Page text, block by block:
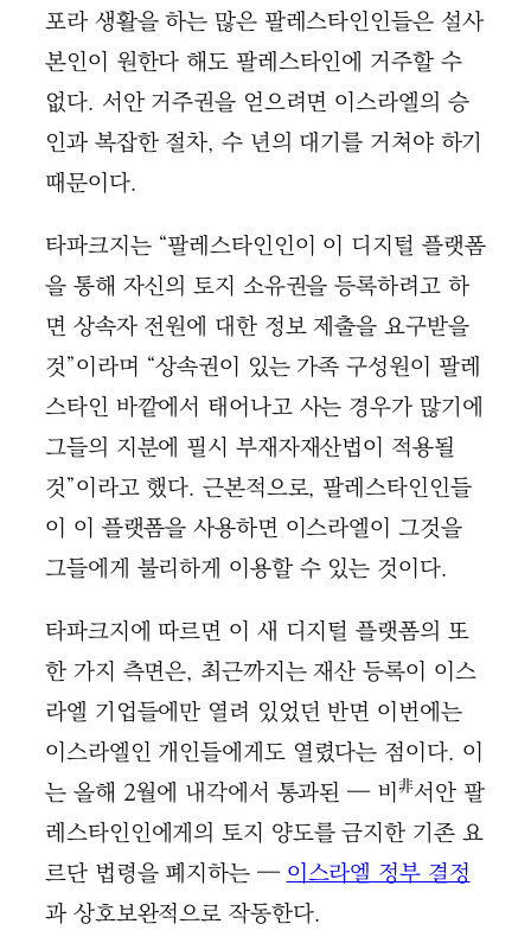
포라 생활을 하는 많은 팔레스타인인들은 설사
본인이 원한다 해도 팔레스타인에 거주할 수
없다. 서안 거주권을 얻으려면 이스라엘의 승
인과 복잡한 절차, 수 년의 대기를 거쳐야 하기
때문이다.
타파크지는 “팔레스타인인이 이 디지털 플랫폼
을 통해 자신의 토지 소유권을 등록하려고 하
면 상속자 전원에 대한 정보 제출을 요구받을
것”이라며 “상속권이 있는 가족 구성원이 팔레
스타인 바깥에서 태어나고 사는 경우가 많기에
그들의 지분에 필시 부재자재산법이 적용될
것”이라고 했다. 근본적으로, 팔레스타인인들
이 이 플랫폼을 사용하면 이스라엘이 그것을
그들에게 불리하게 이용할 수 있는 것이다.
타파크지에 따르면 이 새 디지털 플랫폼의 또
한 가지 측면은, 최근까지는 재산 등록이 이스
라엘 기업들에만 열려 있었던 반면 이번에는
이스라엘인 개인들에게도 열렸다는 점이다. 이
는 올해 2월에 내각에서 통과된 — 비非서안 팔
레스타인인에게의 토지 양도를 금지한 기존 요
르단 법령을 폐지하는 —이스라엘 정부 결정
과 상호보완적으로 작동한다.